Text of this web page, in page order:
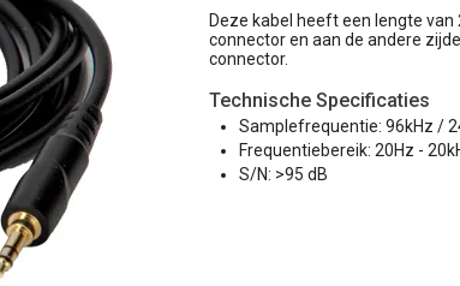
Deze kabel heeft een lengte
connector en aan de andere
connector.
Technische Specificaties
Samplefrequentie: 96kHz /
Frequentiebereik: 20Hz -
S/N: >95 dB